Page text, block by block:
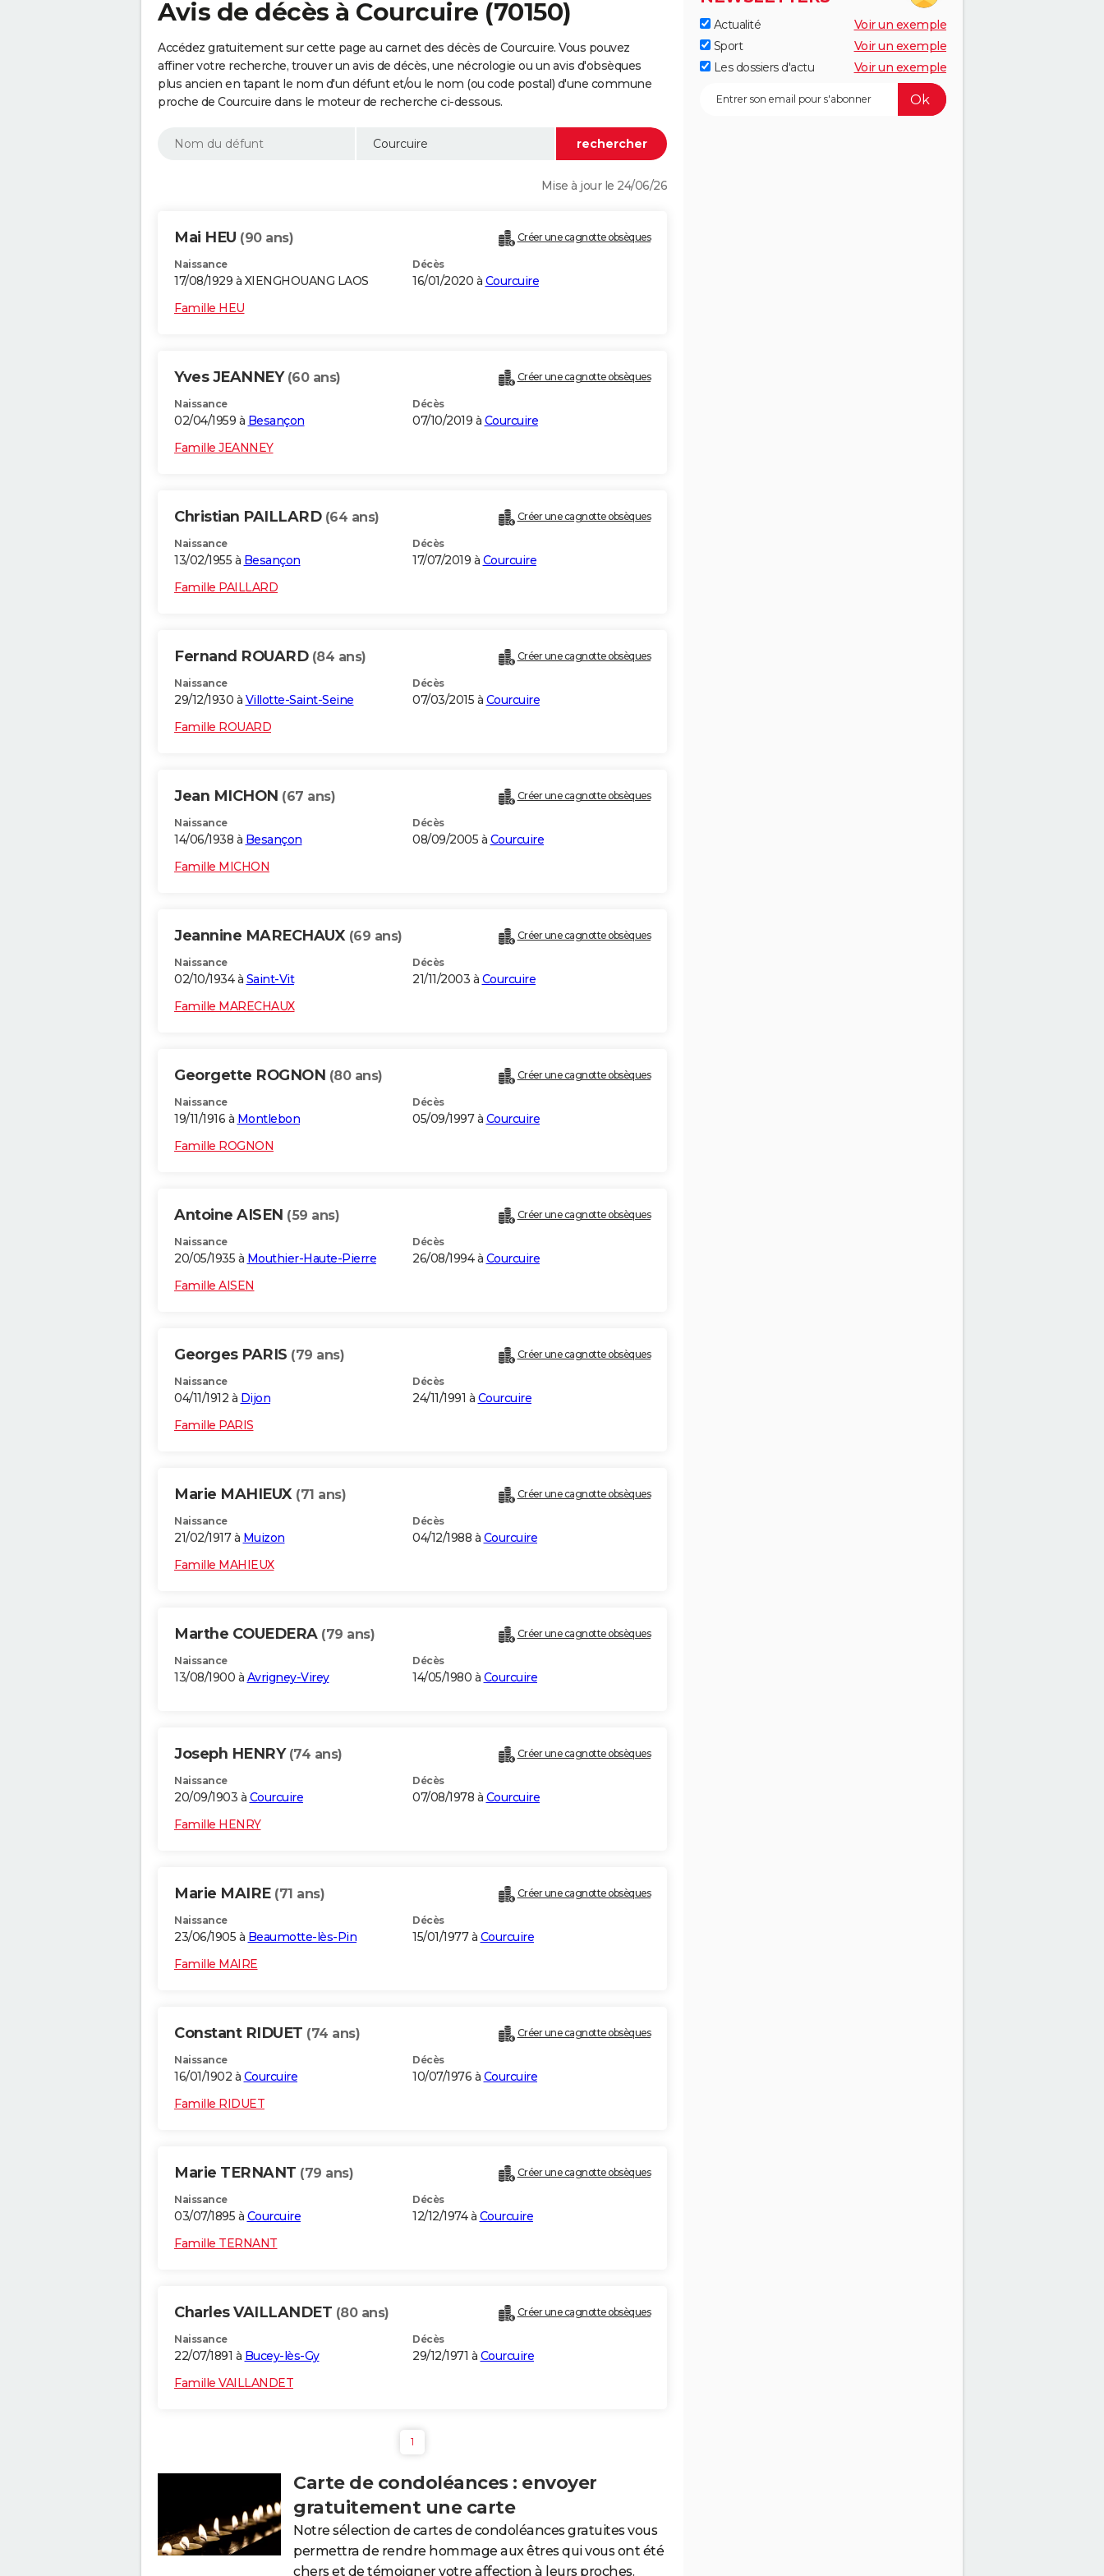
Avis de décès à Courcuire (70150)
Accédez gratuitement sur cette page au carnet des décès de Courcuire. Vous pouvez
affiner votre recherche, trouver un avis de décès, une nécrologie ou un avis d'obsèques
plus ancien en tapant le nom d'un défunt et/ou le nom (ou code postal) d'une commune
proche de Courcuire dans le moteur de recherche ci-dessous.
Mise à jour le 24/06/26
Mai HEU (90 ans) Créer une cagnotte obsèques
Naissance
17/08/1929 à XIENGHOUANG LAOS
Décès
16/01/2020 à Courcuire
Famille HEU
Yves JEANNEY (60 ans) Créer une cagnotte obsèques
Naissance
02/04/1959 à Besançon
Décès
07/10/2019 à Courcuire
Famille JEANNEY
Christian PAILLARD (64 ans) Créer une cagnotte obsèques
Naissance
13/02/1955 à Besançon
Décès
17/07/2019 à Courcuire
Famille PAILLARD
Fernand ROUARD (84 ans) Créer une cagnotte obsèques
Naissance
29/12/1930 à Villotte-Saint-Seine
Décès
07/03/2015 à Courcuire
Famille ROUARD
Jean MICHON (67 ans) Créer une cagnotte obsèques
Naissance
14/06/1938 à Besançon
Décès
08/09/2005 à Courcuire
Famille MICHON
Jeannine MARECHAUX (69 ans) Créer une cagnotte obsèques
Naissance
02/10/1934 à Saint-Vit
Décès
21/11/2003 à Courcuire
Famille MARECHAUX
Georgette ROGNON (80 ans) Créer une cagnotte obsèques
Naissance
19/11/1916 à Montlebon
Décès
05/09/1997 à Courcuire
Famille ROGNON
Antoine AISEN (59 ans) Créer une cagnotte obsèques
Naissance
20/05/1935 à Mouthier-Haute-Pierre
Décès
26/08/1994 à Courcuire
Famille AISEN
Georges PARIS (79 ans) Créer une cagnotte obsèques
Naissance
04/11/1912 à Dijon
Décès
24/11/1991 à Courcuire
Famille PARIS
Marie MAHIEUX (71 ans) Créer une cagnotte obsèques
Naissance
21/02/1917 à Muizon
Décès
04/12/1988 à Courcuire
Famille MAHIEUX
Marthe COUEDERA (79 ans) Créer une cagnotte obsèques
Naissance
13/08/1900 à Avrigney-Virey
Décès
14/05/1980 à Courcuire
Joseph HENRY (74 ans) Créer une cagnotte obsèques
Naissance
20/09/1903 à Courcuire
Décès
07/08/1978 à Courcuire
Famille HENRY
Marie MAIRE (71 ans) Créer une cagnotte obsèques
Naissance
23/06/1905 à Beaumotte-lès-Pin
Décès
15/01/1977 à Courcuire
Famille MAIRE
Constant RIDUET (74 ans) Créer une cagnotte obsèques
Naissance
16/01/1902 à Courcuire
Décès
10/07/1976 à Courcuire
Famille RIDUET
Marie TERNANT (79 ans) Créer une cagnotte obsèques
Naissance
03/07/1895 à Courcuire
Décès
12/12/1974 à Courcuire
Famille TERNANT
Charles VAILLANDET (80 ans) Créer une cagnotte obsèques
Naissance
22/07/1891 à Bucey-lès-Gy
Décès
29/12/1971 à Courcuire
Famille VAILLANDET
1
Carte de condoléances : envoyer
gratuitement une carte
Notre sélection de cartes de condoléances gratuites vous
permettra de rendre hommage aux êtres qui vous ont été
chers et de témoigner votre affection à leurs proches.
Actualité
Voir un exemple
Sport
Voir un exemple
Les dossiers d'actu
Voir un exemple